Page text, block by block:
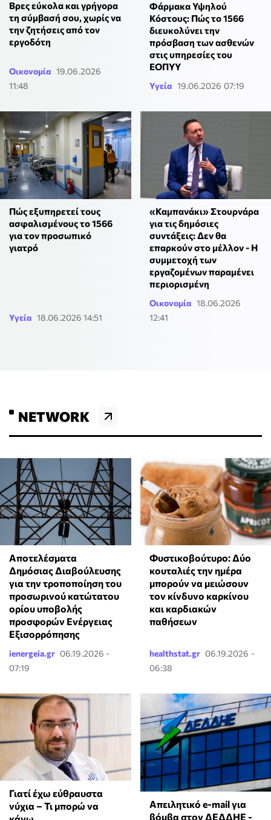
Βρες εύκολα και γρήγορα
τη σύμβασή σου, χωρίς να
την ζητήσεις από τον
εργοδότη
Οικονομία 19.06.2026
11:48
Φάρμακα Υψηλού
Κόστους: Πώς το 1566
διευκολύνει την
πρόσβαση των ασθενών
στις υπηρεσίες του
ΕΟΠΥΥ
Υγεία 19.06.2026 07:19
Πώς εξυπηρετεί τους
ασφαλισμένους το 1566
για τον προσωπικό
γιατρό
Υγεία 18.06.2026 14:51
«Καμπανάκι» Στουρνάρα
για τις δημόσιες
συντάξεις: Δεν θα
επαρκούν στο μέλλον - Η
συμμετοχή των
εργαζομένων παραμένει
περιορισμένη
Οικονομία 18.06.2026
12:41
NETWORK
Αποτελέσματα
Δημόσιας Διαβούλευσης
για την τροποποίηση του
προσωρινού κατώτατου
ορίου υποβολής
προσφορών Ενέργειας
Εξισορρόπησης
ienergeia.gr 06.19.2026 -
07:19
Φυστικοβούτυρο: Δύο
κουταλιές την ημέρα
μπορούν να μειώσουν
τον κίνδυνο καρκίνου
και καρδιακών
παθήσεων
healthstat.gr 06.19.2026 -
06:38
Γιατί έχω εύθραυστα
νύχια – Τι μπορώ να
Απειλητικό e-mail για
βόμβα στον ΔΕΔΔΗΕ -